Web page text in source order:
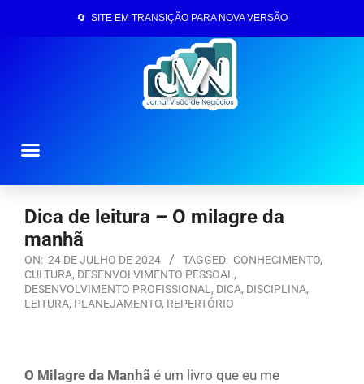
🔄 SITE EM TRANSIÇÃO PARA NOVA VERSÃO
Dica de leitura – O milagre da
manhã
ON: 24 DE JULHO DE 2024 TAGGED: CONHECIMENTO,
CULTURA, DESENVOLVIMENTO PESSOAL ,
DESENVOLVIMENTO PROFISSIONAL , DICA, DISCIPLINA,
LEITURA, PLANEJAMENTO, REPERTÓRIO
O Milagre da Manhã é um livro que eu me